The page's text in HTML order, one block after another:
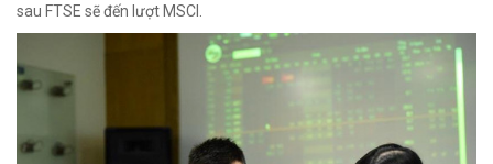
sau FTSE sẽ đến lượt MSCI.